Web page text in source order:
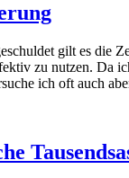
gilt es die
zu nutzen. Da
ich oft auch